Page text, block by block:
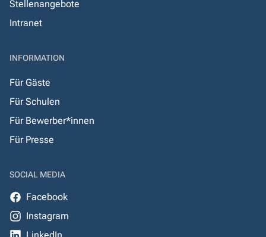
Stellenangebote
Intranet
INFORMATION
Für Gäste
Für Schulen
Für Bewerber*innen
Für Presse
SOCIAL MEDIA
Facebook
Instagram